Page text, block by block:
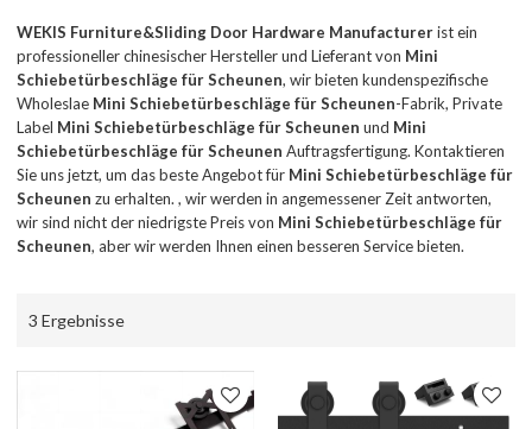
WEKIS Furniture&Sliding Door Hardware Manufacturerist ein
professioneller chinesischer Hersteller und Lieferant von Mini
Schiebetürbeschläge für Scheunen, wir bieten kundenspezifische
Wholeslae Mini Schiebetürbeschläge für Scheunen-Fabrik, Private
Label Mini Schiebetürbeschläge für Scheunen und Mini
Schiebetürbeschläge für Scheunen Auftragsfertigung. Kontaktieren
Sie uns jetzt, um das beste Angebot für Mini Schiebetürbeschläge für
Scheunen zu erhalten. , wir werden in angemessener Zeit antworten,
wir sind nicht der niedrigste Preis von Mini Schiebetürbeschläge für
Scheunen, aber wir werden Ihnen einen besseren Service bieten.
3 Ergebnisse